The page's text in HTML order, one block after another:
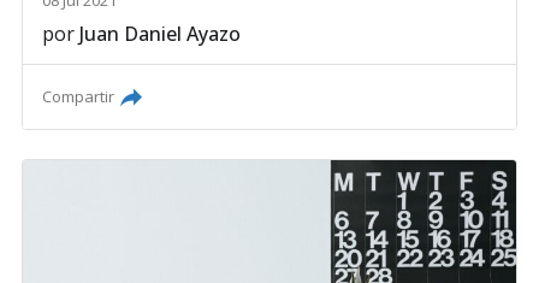
por Juan Daniel Ayazo
Compartir